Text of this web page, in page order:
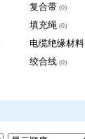
复合带 (0)
填充绳 (0)
电缆绝缘材料
绞合线 (0)